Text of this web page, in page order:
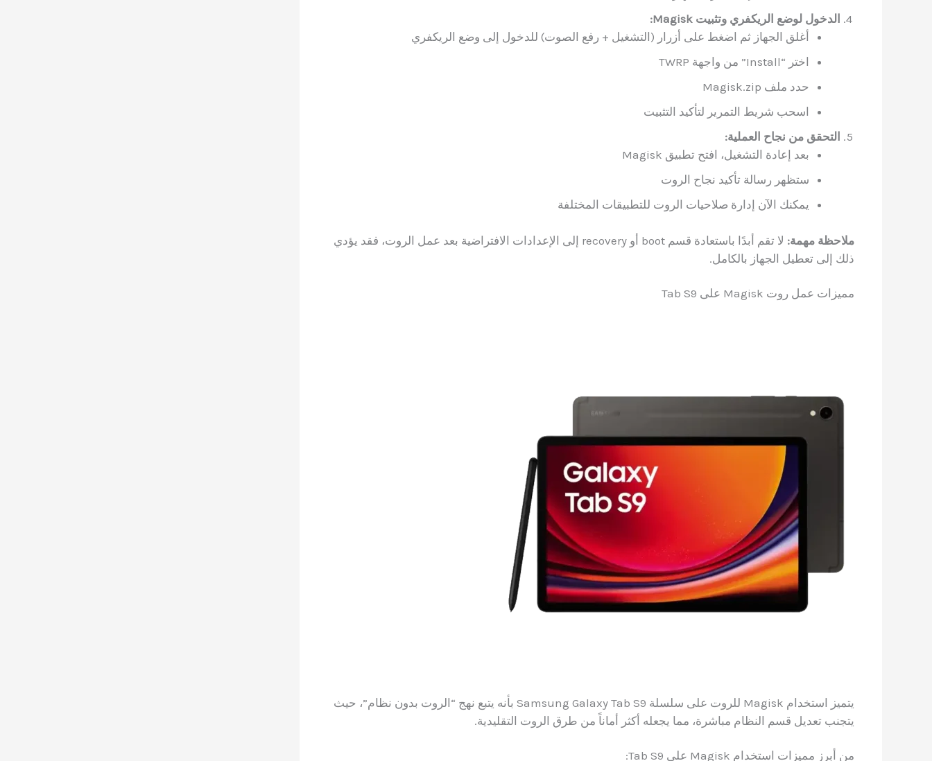
الدخول لوضع الريكفري وتثبيت Magisk:
أغلق الجهاز ثم اضغط على أزرار (التشغيل + رفع الصوت) للدخول إلى وضع الريكفري
اختر “Install” من واجهة TWRP
حدد ملف Magisk.zip
اسحب شريط التمرير لتأكيد التثبيت
التحقق من نجاح العملية:
بعد إعادة التشغيل، افتح تطبيق Magisk
ستظهر رسالة تأكيد نجاح الروت
يمكنك الآن إدارة صلاحيات الروت للتطبيقات المختلفة
ملاحظة مهمة:
لا تقم أبدًا باستعادة قسم boot أو recovery إلى الإعدادات الافتراضية بعد عمل الروت، فقد يؤدي
ذلك إلى تعطيل الجهاز بالكامل.
مميزات عمل روت Magisk على Tab S9
يتميز استخدام Magisk للروت على سلسلة Samsung Galaxy Tab S9 بأنه يتبع نهج “الروت بدون نظام”، حيث
يتجنب تعديل قسم النظام مباشرة، مما يجعله أكثر أماناً من طرق الروت التقليدية.
من أبرز مميزات استخدام Magisk على Tab S9: